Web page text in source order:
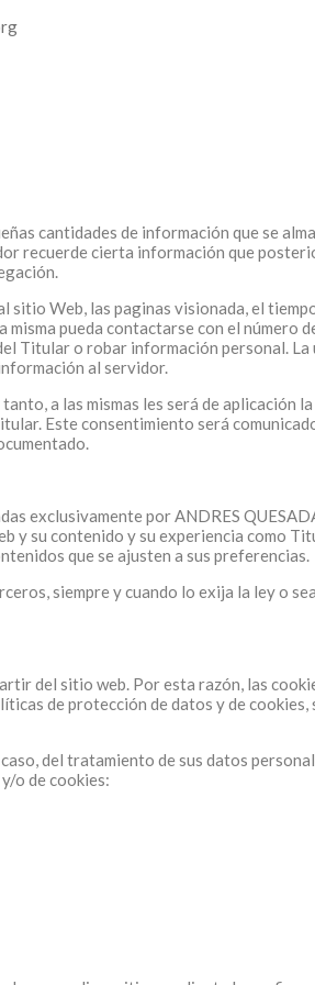
cantidades de información que se
recuerde cierta información que
Web, las paginas visionada, el
pueda contactarse con el
Titular o robar información personal. La
al servidor.
a las mismas les será de
Este consentimiento será
exclusivamente por ANDRES
y su contenido y su experiencia como
que se ajusten a sus preferencias.
siempre y cuando lo exija la ley o
del sitio web. Por esta razón, las
de protección de datos y de cookies,
del tratamiento de sus datos
o de cookies: